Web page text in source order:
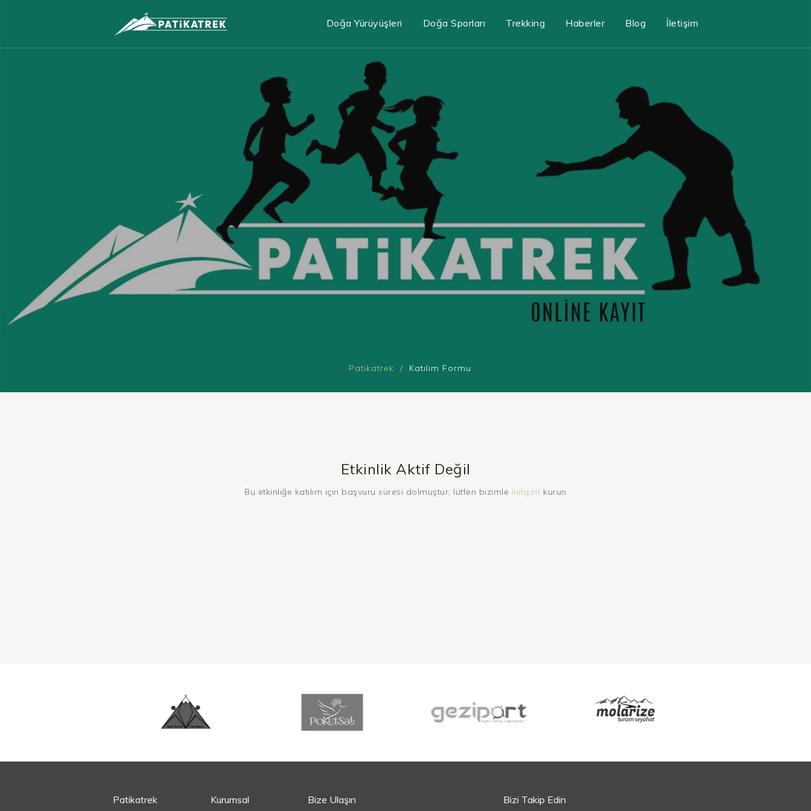
Doğa Yürüyüşleri Doğa Sporları Trekking Haberler Blog İletişim
Patikatrek Katılım Formu
Etkinlik Aktif Değil
Bu etkinliğe katılım için başvuru süresi dolmuştur; lütfen bizimle iletişim kurun
Patikatrek Kurumsal Bize Ulaşın Bizi Takip Edin